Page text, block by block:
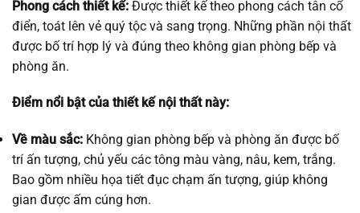
Phong cách thiết kế: Được thiết kế theo phong cách tân cổ
điển, toát lên vẻ quý tộc và sang trọng. Những phần nội thất
được bố trí hợp lý và đúng theo không gian phòng bếp và
phòng ăn.
Điểm nổi bật của thiết kế nội thất này:
Về màu sắc: Không gian phòng bếp và phòng ăn được bố
trí ấn tượng, chủ yếu các tông màu vàng, nâu, kem, trắng.
Bao gồm nhiều họa tiết đục chạm ấn tượng, giúp không
gian được ấm cúng hơn.